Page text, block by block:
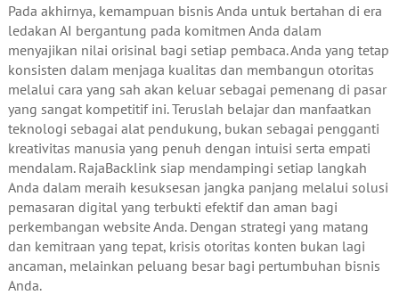
Pada akhirnya, kemampuan bisnis Anda untuk bertahan di era
ledakan AI bergantung pada komitmen Anda dalam
menyajikan nilai orisinal bagi setiap pembaca. Anda yang tetap
konsisten dalam menjaga kualitas dan membangun otoritas
melalui cara yang sah akan keluar sebagai pemenang di pasar
yang sangat kompetitif ini. Teruslah belajar dan manfaatkan
teknologi sebagai alat pendukung, bukan sebagai pengganti
kreativitas manusia yang penuh dengan intuisi serta empati
mendalam. RajaBacklink siap mendampingi setiap langkah
Anda dalam meraih kesuksesan jangka panjang melalui solusi
pemasaran digital yang terbukti efektif dan aman bagi
perkembangan website Anda. Dengan strategi yang matang
dan kemitraan yang tepat, krisis otoritas konten bukan lagi
ancaman, melainkan peluang besar bagi pertumbuhan bisnis
Anda.